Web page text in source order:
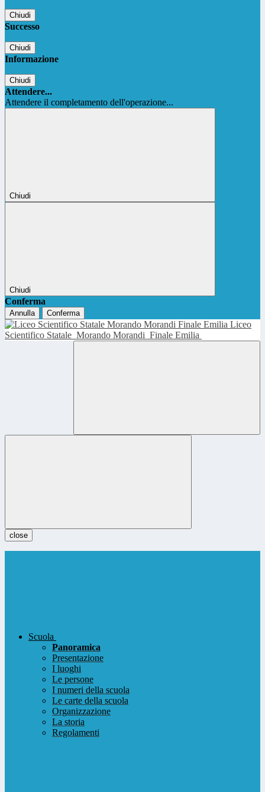
Chiudi
Successo
Chiudi
Informazione
Chiudi
Attendere...
Attendere il completamento dell'operazione...
Chiudi
Chiudi
Conferma
Annulla Conferma
Liceo
Scientifico Statale Morando Morandi Finale Emilia
close
Scuola
Panoramica
Presentazione
I luoghi
Le persone
I numeri della scuola
Le carte della scuola
Organizzazione
La storia
Regolamenti